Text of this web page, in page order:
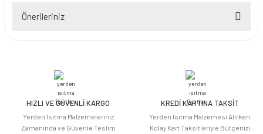
Önerileriniz
iletebilirsiniz.
Görüş ve önerileriniz için teşekkür ederiz.
Ürün açıklamasında eksik bilgiler bulunuyor.
HIZLI VE GÜVENLİ KARGO
Yerden Isıtma Malzemeleriniz
Zamanında ve Güvenle Teslim
KREDİ KARTINA TAKSİT
Yerden Isıtma Malzemesi Alırken
Kolay Kart Taksitleriyle Bütçenizi